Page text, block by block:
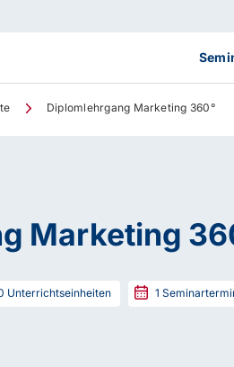
Diplomlehrgang Marketing 360°
Marketing
Unterrichtseinheiten 1